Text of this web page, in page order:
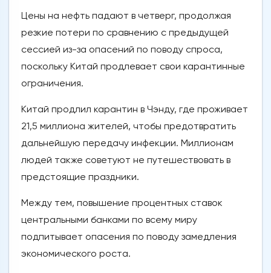
Цены на нефть падают в четверг, продолжая
резкие потери по сравнению с предыдущей
сессией из-за опасений по поводу спроса,
поскольку Китай продлевает свои карантинные
ограничения.
Китай продлил карантин в Чэнду, где проживает
21,5 миллиона жителей, чтобы предотвратить
дальнейшую передачу инфекции. Миллионам
людей также советуют не путешествовать в
предстоящие праздники.
Между тем, повышение процентных ставок
центральными банками по всему миру
подпитывает опасения по поводу замедления
экономического роста.